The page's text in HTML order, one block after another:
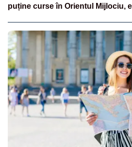
puține curse în Orientul Mijlociu,